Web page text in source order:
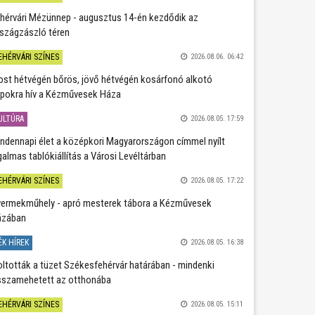
Mézünnep - augusztus 14-én kezdődik az
téren
SZÍNES 2026.08.06. 06:42
hétvégén bőrös, jövő hétvégén kosárfonó alkotó
hív a Kézművesek Háza
2026.08.05. 17:59
élet a középkori Magyarországon címmel nyílt
tablókiállítás a Városi Levéltárban
SZÍNES 2026.08.05. 17:22
- apró mesterek tábora a Kézművesek
HÍREK 2026.08.05. 16:38
a tüzet Székesfehérvár határában - mindenki
az otthonába
SZÍNES 2026.08.05. 15:11